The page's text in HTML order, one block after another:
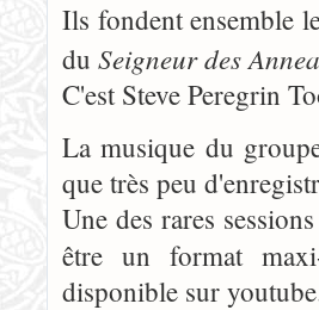
Ils fondent ensemble
du Seigneur des
C'est Steve Peregrin
La musique du
que très peu
Une des rares
être un format
disponible sur